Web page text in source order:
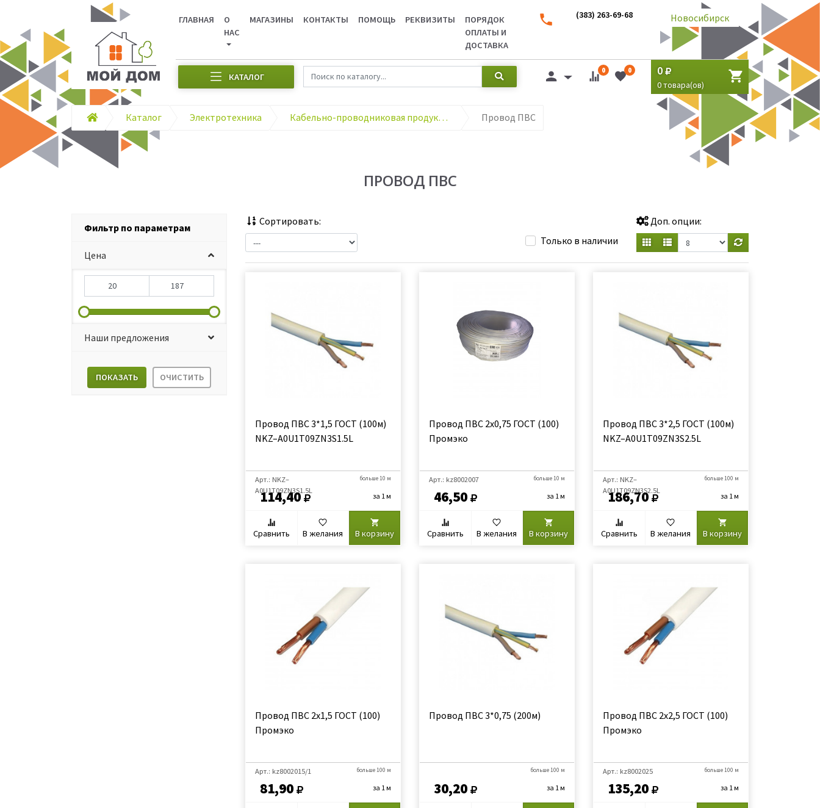
ГЛАВНАЯ
О
НАС
МАГАЗИНЫ КОНТАКТЫ ПОМОЩЬ РЕКВИЗИТЫ
ПОРЯДОК
ОПЛАТЫ И
ДОСТАВКА
(383) 263-69-68 Новосибирск
КАТАЛОГ
0 0 0
0товара(ов)
Каталог Электротехника Кабельно-проводниковая продукция Провод ПВС
ПРОВОД ПВС
Фильтр по параметрам
Цена
Наши предложения
ПОКАЗАТЬ ОЧИСТИТЬ
Сортировать:
Только в наличии
Доп. опции:
Провод ПВС 3*1,5 ГОСТ (100м)
NKZ–A0U1Т09ZN3S1.5L
Арт.: NKZ–
A0U1Т09ZN3S1.5L
114,40
больше 10 м
за 1 м
Сравнить В желания В корзину
Провод ПВС 2х0,75 ГОСТ (100)
Промэко
Арт.: kz8002007
46,50
больше 10 м
за 1 м
Сравнить В желания В корзину
Провод ПВС 3*2,5 ГОСТ (100м)
NKZ–A0U1Т09ZN3S2.5L
Арт.: NKZ–
A0U1Т09ZN3S2.5L
186,70
больше 100 м
за 1 м
Сравнить В желания В корзину
Провод ПВС 2х1,5 ГОСТ (100)
Промэко
Арт.: kz8002015/1
81,90
больше 100 м
за 1 м
Провод ПВС 3*0,75 (200м)
30,20
больше 100 м
за 1 м
Провод ПВС 2х2,5 ГОСТ (100)
Промэко
Арт.: kz8002025
135,20
больше 100 м
за 1 м